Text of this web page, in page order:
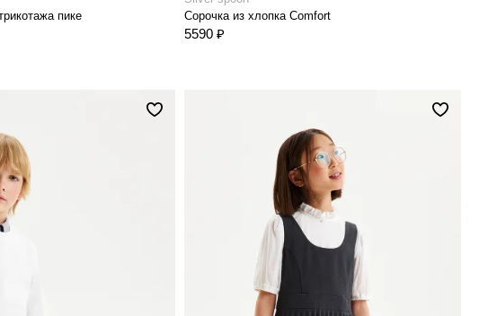
пике
Сорочка из хлопка Comfort
5590 ₽